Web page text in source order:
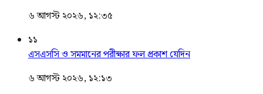
৬ আগস্ট ২০২৬, ১২:৩৫
১১
এসএসসি ও সমমানের পরীক্ষার ফল প্রকাশ যেদিন
৬ আগস্ট ২০২৬, ১২:১৩